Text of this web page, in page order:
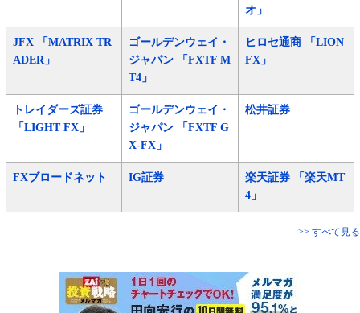
オ」
JFX 「MATRIX TR
ADER」
ゴールデンウェイ・
ジャパン 「FXTF M
T4」
ヒロセ通商 「LION
FX」
トレイダーズ証券
「LIGHT FX」
ゴールデンウェイ・
ジャパン 「FXTF G
X-FX」
松井証券
FXブロードネット IG証券
楽天証券 「楽天MT
4」
>> すべて見る